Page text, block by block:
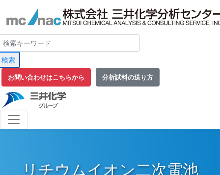
検索
お問い合わせはこちらから 分析試料の送り方
リチウムイオン二次電池